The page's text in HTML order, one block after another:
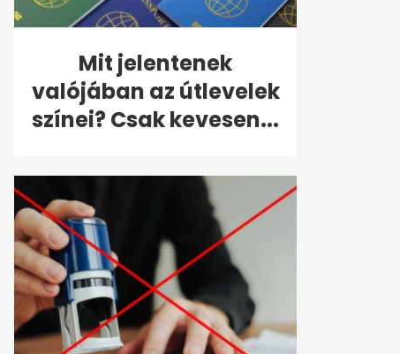
Mit jelentenek
valójában az útlevelek
színei? Csak kevesen...